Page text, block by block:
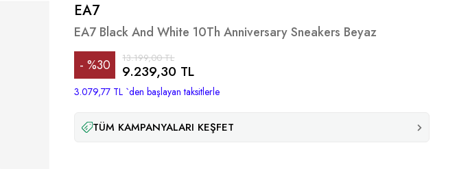
EA7
EA7 Black And White 10Th Anniversary Sneakers Beyaz
%30
İndirim
13.199,00 TL
9.239,30 TL
3.079,77 TL `den başlayan taksitlerle
TÜM KAMPANYALARI KEŞFET